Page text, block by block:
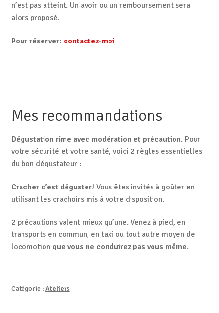
n’est pas atteint. Un avoir ou un remboursement sera
alors proposé.
Pour réserver: contactez-moi
Mes recommandations
Dégustation rime avec modération et précaution. Pour
votre sécurité et votre santé, voici 2 règles essentielles
du bon dégustateur :
Cracher c’est déguster! Vous êtes invités à goûter en
utilisant les crachoirs mis à votre disposition.
2 précautions valent mieux qu’une. Venez à pied, en
transports en commun, en taxi ou tout autre moyen de
locomotion que vous ne conduirez pas vous même.
Catégorie : Ateliers